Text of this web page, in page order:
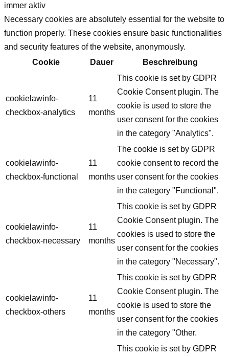
immer aktiv
Necessary cookies are absolutely essential for the website to
function properly. These cookies ensure basic functionalities
and security features of the website, anonymously.
Cookie
Dauer Beschreibung
cookielawinfo-
checkbox-analytics
11
months
This cookie is set by GDPR
Cookie Consent plugin. The
cookie is used to store the
user consent for the cookies
in the category "Analytics".
cookielawinfo-
checkbox-functional
11
months
The cookie is set by GDPR
cookie consent to record the
user consent for the cookies
in the category "Functional".
cookielawinfo-
checkbox-necessary
11
months
This cookie is set by GDPR
Cookie Consent plugin. The
cookies is used to store the
user consent for the cookies
in the category "Necessary".
cookielawinfo-
checkbox-others
11
months
This cookie is set by GDPR
Cookie Consent plugin. The
cookie is used to store the
user consent for the cookies
in the category "Other.
This cookie is set by GDPR